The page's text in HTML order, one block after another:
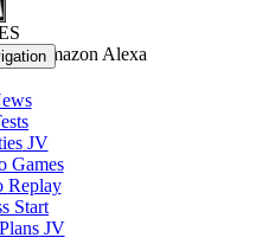
JV
Games
Replay
Start
JV
sur Amazon Alexa